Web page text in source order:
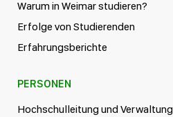
Warum in Weimar studieren?
Erfolge von Studierenden
Erfahrungsberichte
PERSONEN
Hochschulleitung und Verwaltung